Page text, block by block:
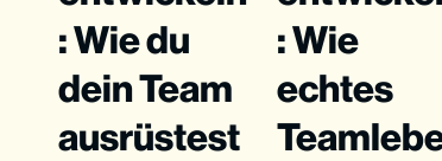
: Wie du
dein Team
ausrüstest
: Wie
echtes